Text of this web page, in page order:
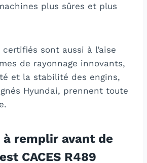
plus sûres et plus
sont aussi à l’aise
de rayonnage innovants,
et la stabilité des engins,
Hyundai, prennent toute
à remplir avant de
CACES R489